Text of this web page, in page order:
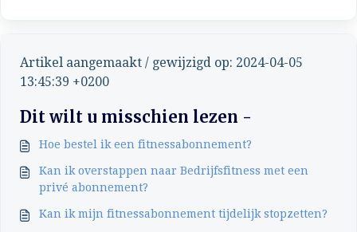
Artikel aangemaakt / gewijzigd op: 2024-04-05
13:45:39 +0200
Dit wilt u misschien lezen -
Hoe bestel ik een fitnessabonnement?
Kan ik overstappen naar Bedrijfsfitness met een
privé abonnement?
Kan ik mijn fitnessabonnement tijdelijk stopzetten?